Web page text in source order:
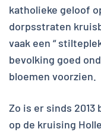
katholieke geloof
dorpsstraten
vaak een “
bevolking goed
bloemen voorzien.
Zo is er sinds 2013
op de kruising